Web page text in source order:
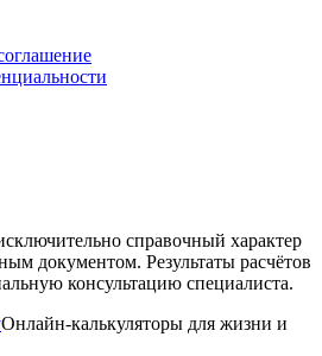
справочный характер
документом. Результаты расчётов
консультацию специалиста.
Онлайн-калькуляторы для жизни и